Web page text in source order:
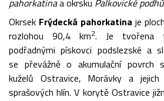
pahorkatinaa okrsku Palkovické
Okrsek Frýdecká pahorkatina je
rozlohou 90,4 km2. Je tvořena
podřadnými pískovci podslezské a
se převážně o akumulační povrch
kuželů Ostravice, Morávky a
sprašových hlín. V korytě Ostravice